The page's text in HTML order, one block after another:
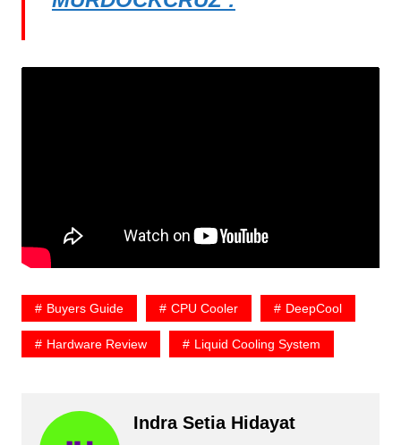
Buyers Guide CPU Cooler DeepCool
Hardware Review Liquid Cooling System
Indra Setia Hidayat